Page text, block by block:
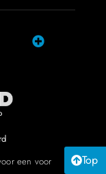
Top
een voor